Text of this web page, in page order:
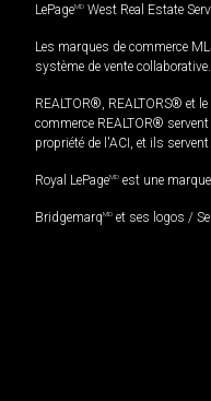
LePageMD West Real Estate
Les marques de commerce
système de vente collaborative.
REALTOR®, REALTORS® et
commerce REALTOR®
propriété de l'ACI, et ils
Royal LePageMD est une
BridgemarqMD et ses logos /